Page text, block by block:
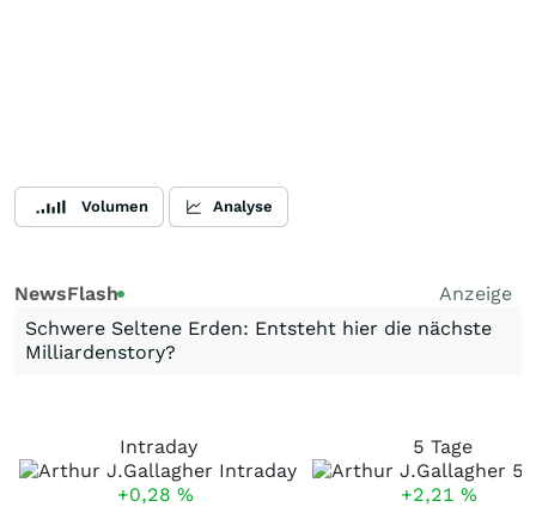
Volumen Analyse
NewsFlash
Anzeige
Schwere Seltene Erden: Entsteht hier die nächste
Milliardenstory?
Intraday
+0,28 %
5 Tage
+2,21 %